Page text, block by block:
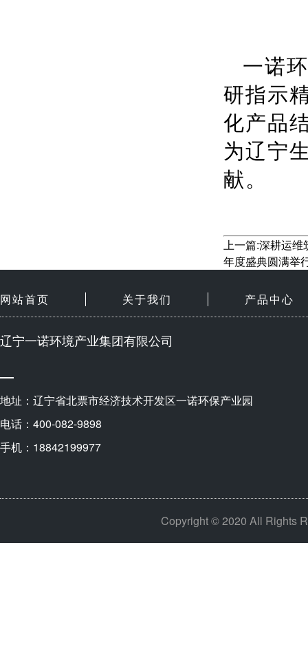
一诺
研指示
化产品
为辽宁
献。
上一篇:深耕运维
年度盛典圆满举
网站首页 关于我们 产品中心
辽宁一诺环境产业集团有限公司
地址：辽宁省北票市经济技术开发区一诺环保产业园
电话：400-082-9898
手机：18842199977
Copyright © 2020 All Rights